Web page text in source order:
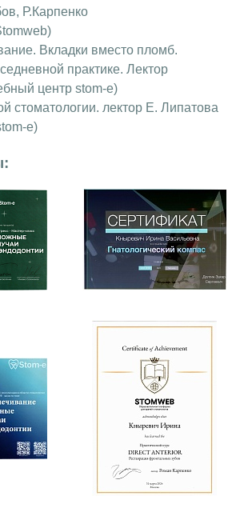
Р.Карпенко
Вкладки вместо пломб.
практике. Лектор
центр stom-e)
стоматологии. лектор Е. Липатова
e)